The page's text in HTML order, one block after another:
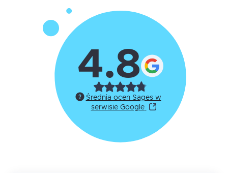
4.8
Średnia ocen Sages w
serwisie Google